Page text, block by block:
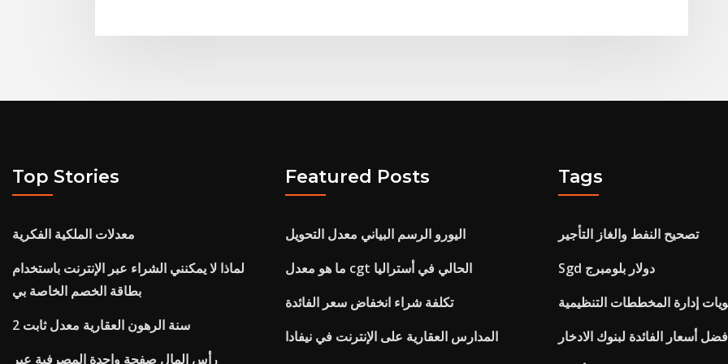
Top Stories
معدلات الملكية الفكرية
لماذا لا يمكنني الشراء عبر الإنترنت باستخدام
بطاقة الخصم الخاصة بي
2 سنة الرهون العقارية معدل ثابت
رأس المال صفحة واحدة المصرفية عبر
Featured Posts
اليورو الرسم البياني معدل التحويل
ما هو معدل cgt الحالي في أستراليا
تكلفة شراء انخفاض سعر الفائدة
المدارس العقارية على الإنترنت في نيفادا
Tags
تصحيح النفط والغاز التأجير
Sgd دولار بلومبرج
إدارة المخططات التنظيمية
أسعار الفائدة لبنوك الادخار